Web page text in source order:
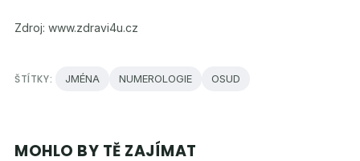
Zdroj: www.zdravi4u.cz
ŠTÍTKY: JMÉNA NUMEROLOGIE OSUD
MOHLO BY TĚ ZAJÍMAT